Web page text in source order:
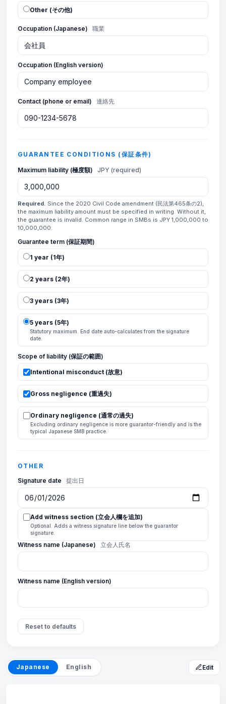
Other (その他)
Occupation (Japanese) 職業
Occupation (English version)
Contact (phone or email) 連絡先
GUARANTEE CONDITIONS (保証条件)
Maximum liability (極度額) JPY (required)
Required. Since the 2020 Civil Code amendment (民法第465条の2),
the maximum liability amount must be specified in writing. Without it,
the guarantee is invalid. Common range in SMBs is JPY 1,000,000 to
10,000,000.
Guarantee term (保証期間)
1 year (1年)
2 years (2年)
3 years (3年)
5 years (5年)
Statutory maximum. End date auto-calculates from the signature
date.
Scope of liability (保証の範囲)
Intentional misconduct (故意)
Gross negligence (重過失)
Ordinary negligence (通常の過失)
Excluding ordinary negligence is more guarantor-friendly and is the
typical Japanese SMB practice.
OTHER
Signature date
提出日
Add witness section (立会人欄を追加)
Optional. Adds a witness signature line below the guarantor
signature.
Witness name (Japanese) 立会人氏名
Witness name (English version)
Reset to defaults
Japanese English Edit